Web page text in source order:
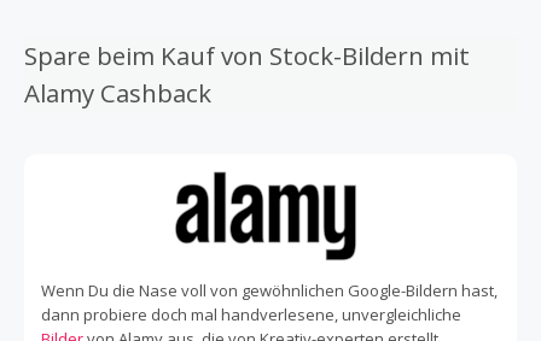
Spare beim Kauf von Stock-Bildern mit
Alamy Cashback
Wenn Du die Nase voll von gewöhnlichen Google-Bildern hast,
dann probiere doch mal handverlesene, unvergleichliche